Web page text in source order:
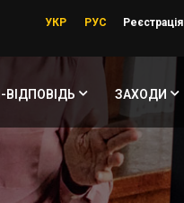
Реєстрація
УКР РУС
ЗАХОДИ